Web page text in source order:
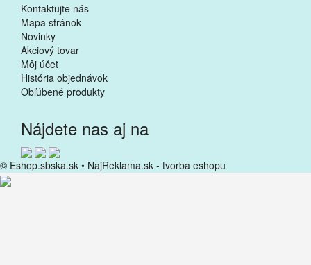
Kontaktujte nás
Mapa stránok
Novinky
Akciový tovar
Môj účet
História objednávok
Obľúbené produkty
Nájdete nas aj na
© Eshop.sbska.sk • NajReklama.sk - tvorba eshopu